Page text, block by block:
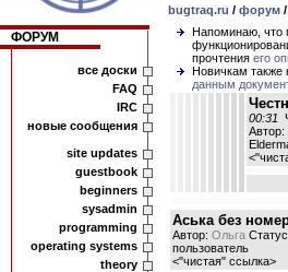
bugtraq.ru / форум /
ФОРУМ
все доски
FAQ
IRC
новые сообщения
site updates
guestbook
beginners
sysadmin
programming
operating systems
theory
Напоминаю, что
прочтения его
Новичкам также
данным
00:31
Автор:
<
Аська без
Автор: Ольга
пользователь
<"чистая" ссылка>